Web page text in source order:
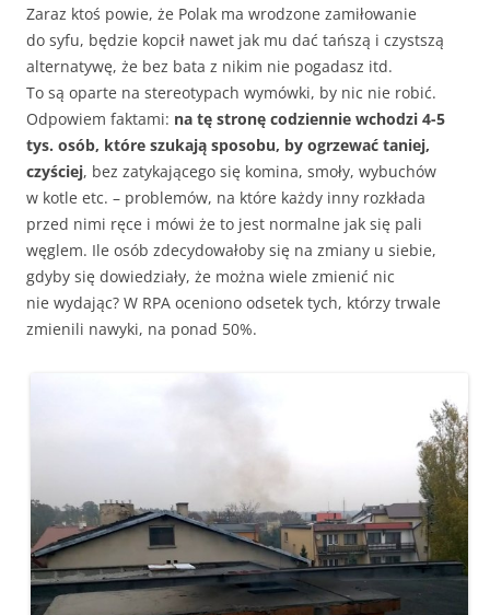
Zaraz ktoś powie, że Polak ma wrodzone zamiłowanie
do syfu, będzie kopcił nawet jak mu dać tańszą i czystszą
alternatywę, że bez bata z nikim nie pogadasz itd.
To są oparte na stereotypach wymówki, by nic nie robić.
Odpowiem faktami: na tę stronę codziennie wchodzi 4-5
tys. osób, które szukają sposobu, by ogrzewać taniej,
czyściej, bez zatykającego się komina, smoły, wybuchów
w kotle etc. – problemów, na które każdy inny rozkłada
przed nimi ręce i mówi że to jest normalne jak się pali
węglem. Ile osób zdecydowałoby się na zmiany u siebie,
gdyby się dowiedziały, że można wiele zmienić nic
nie wydając? W RPA oceniono odsetek tych, którzy trwale
zmienili nawyki, na ponad 50%.